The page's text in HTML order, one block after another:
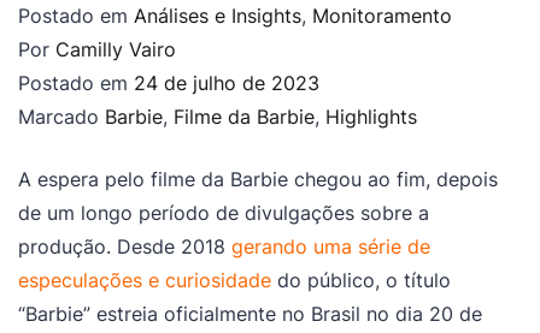
Postado em Análises e Insights, Monitoramento
Por Camilly Vairo
Postado em 24 de julho de 2023
Marcado Barbie, Filme da Barbie, Highlights
A espera pelo filme da Barbie chegou ao fim, depois
de um longo período de divulgações sobre a
produção. Desde 2018 gerando uma série de
especulações e curiosidade do público, o título
“Barbie” estreia oficialmente no Brasil no dia 20 de